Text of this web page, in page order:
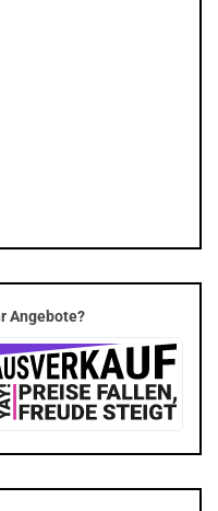
Angebote?